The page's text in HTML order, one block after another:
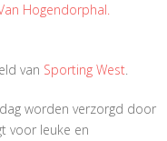
Hogendorphal.
van Sporting West.
worden verzorgd door
voor leuke en